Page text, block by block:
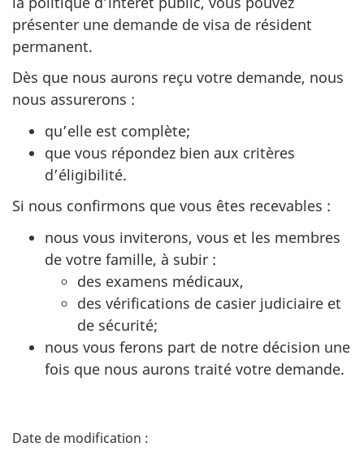
présenter une demande de visa de résident
permanent.
Dès que nous aurons reçu votre demande, nous
nous assurerons :
qu’elle est complète;
que vous répondez bien aux critères
d’éligibilité.
Si nous confirmons que vous êtes recevables :
nous vous inviterons, vous et les membres
de votre famille, à subir :
des examens médicaux,
des vérifications de casier judiciaire et
de sécurité;
nous vous ferons part de notre décision une
fois que nous aurons traité votre demande.
D